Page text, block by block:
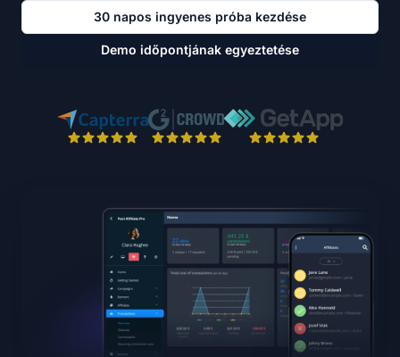
30 napos ingyenes próba kezdése
Demo időpontjának egyeztetése